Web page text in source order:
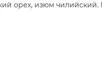
орех, изюм чилийский.